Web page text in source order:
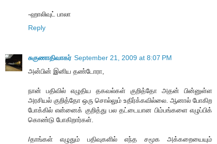
-ஹாலிவுட் பாலா
Reply
சுகுணாதிவாகர் September 21, 2009 at 8:07 PM
அன்பின் இனிய தண்டோரா,
நான் பதிவில் எழுதிய தகவல்கள் குறித்தோ அதன் பின்னுள்ள
அரசியல் குறித்தோ ஒரு சொல்லும் உதிர்க்கவில்லை. ஆனால் போகிற
போக்கில் என்னைக் குறித்து பல தட்டையான பிம்பங்களை எழுப்பிக்
கொண்டு போகிறார்கள்.
/தாங்கள் எழுதும் பதிவுகளில் எந்த சமூக அக்கறையையும்